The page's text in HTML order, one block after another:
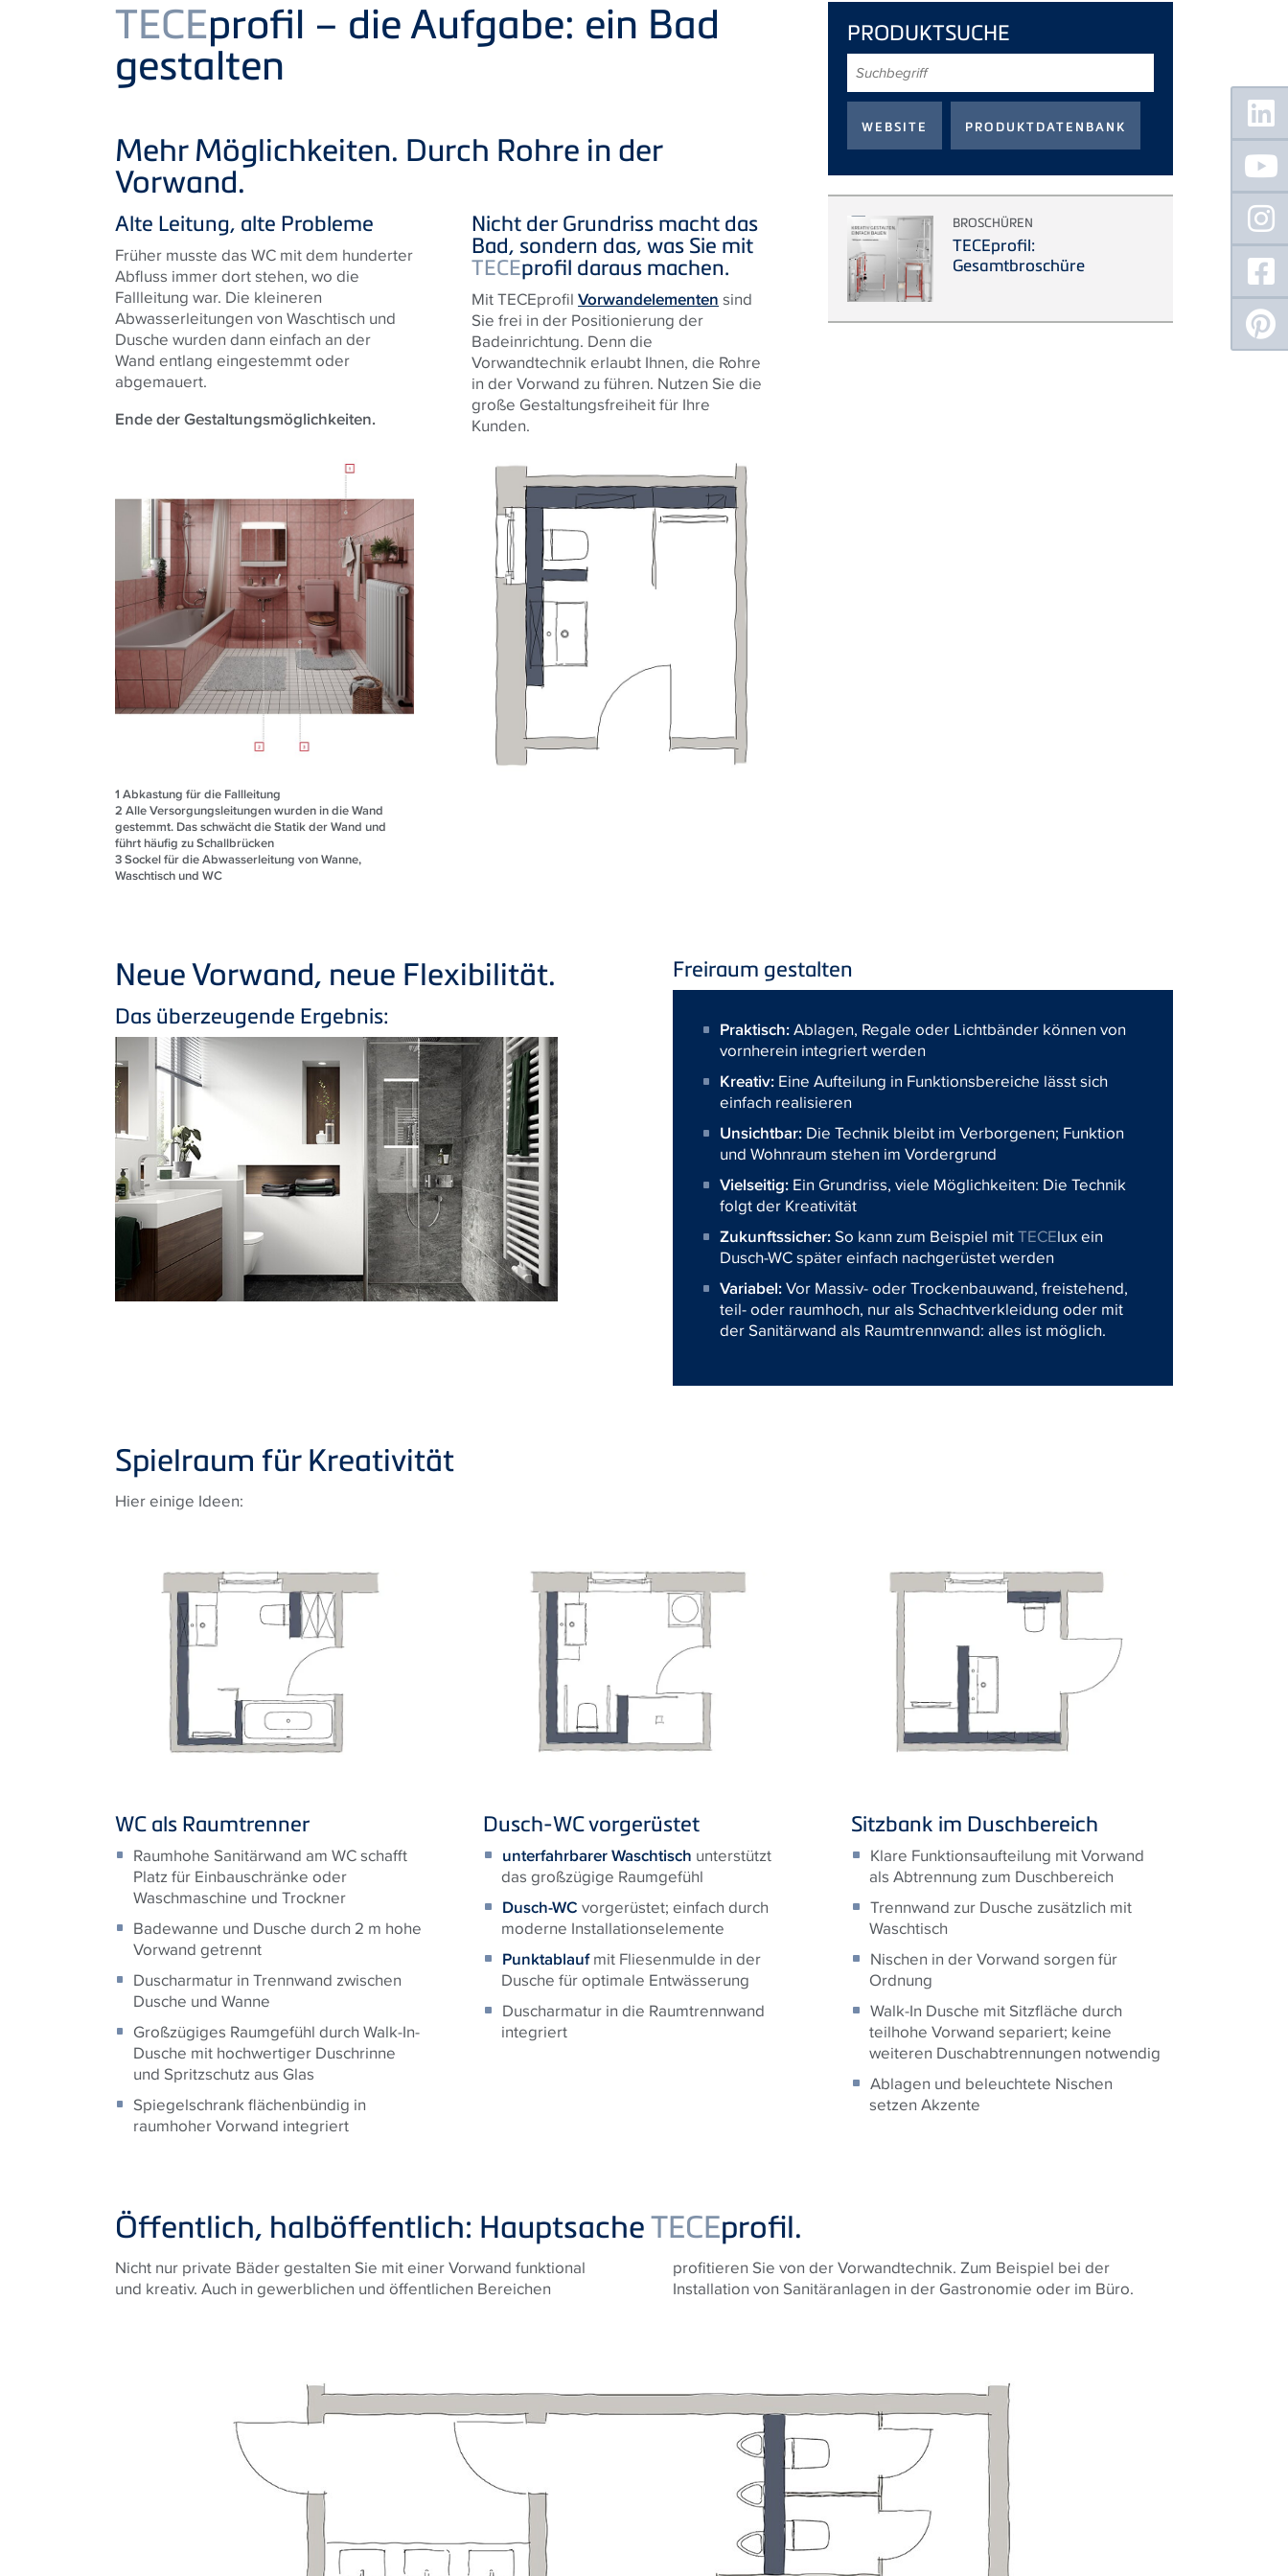
TECEprofil – die Aufgabe: ein Bad
gestalten
Mehr Möglichkeiten. Durch Rohre in der
Vorwand.
Alte Leitung, alte Probleme
Früher musste das WC mit dem hunderter
Abfluss immer dort stehen, wo die
Fallleitung war. Die kleineren
Abwasserleitungen von Waschtisch und
Dusche wurden dann einfach an der
Wand entlang eingestemmt oder
abgemauert.
Ende der Gestaltungsmöglichkeiten.
1 Abkastung für die Fallleitung
2 Alle Versorgungsleitungen wurden in die Wand
gestemmt. Das schwächt die Statik der Wand und
führt häufig zu Schallbrücken
3Sockel für die Abwasserleitung von Wanne,
Waschtisch und WC
Nicht der Grundriss macht das
Bad, sondern das, was Sie mit
TECEprofil daraus machen.
Mit TECEprofil Vorwandelementen sind
Sie frei in der Positionierung der
Badeinrichtung. Denn die
Vorwandtechnik erlaubt Ihnen, die Rohre
in der Vorwand zu führen. Nutzen Sie die
große Gestaltungsfreiheit für Ihre
Kunden.
PRODUKTSUCHE
BROSCHÜREN
TECEprofil:
Gesamtbroschüre
Neue Vorwand, neue Flexibilität.
Das überzeugende Ergebnis:
Freiraum gestalten
Praktisch:Ablagen, Regale oder Lichtbänder können von
vornherein integriert werden
Kreativ: Eine Aufteilung in Funktionsbereiche lässt sich
einfach realisieren
Unsichtbar: Die Technik bleibt im Verborgenen; Funktion
und Wohnraum stehen im Vordergrund
Vielseitig: Ein Grundriss, viele Möglichkeiten: Die Technik
folgt der Kreativität
Zukunftssicher:So kann zum Beispiel mitTECElux ein
Dusch-WC später einfach nachgerüstet werden
Variabel:Vor Massiv- oder Trockenbauwand, freistehend,
teil- oder raumhoch, nur als Schachtverkleidung oder mit
der Sanitärwand als Raumtrennwand: alles ist möglich.
Spielraum für Kreativität
Hier einige Ideen:
WC als Raumtrenner
Raumhohe Sanitärwand am WC schafft
Platz für Einbauschränke oder
Waschmaschine und Trockner
Badewanne und Dusche durch 2 m hohe
Vorwand getrennt
Duscharmatur in Trennwand zwischen
Dusche und Wanne
Großzügiges Raumgefühl durch Walk-In-
Dusche mit hochwertiger Duschrinne
und Spritzschutz aus Glas
Spiegelschrank flächenbündig in
raumhoher Vorwand integriert
Dusch-WC vorgerüstet
unterfahrbarer Waschtisch unterstützt
das großzügige Raumgefühl
Dusch-WC vorgerüstet; einfach durch
moderne Installationselemente
Punktablaufmit Fliesenmulde in der
Dusche für optimale Entwässerung
Duscharmatur in die Raumtrennwand
integriert
Sitzbank im Duschbereich
Klare Funktionsaufteilung mit Vorwand
als Abtrennung zum Duschbereich
Trennwand zur Dusche zusätzlich mit
Waschtisch
Nischen in der Vorwand sorgen für
Ordnung
Walk-In Dusche mit Sitzfläche durch
teilhohe Vorwand separiert; keine
weiteren Duschabtrennungen notwendig
Ablagen und beleuchtete Nischen
setzen Akzente
Öffentlich, halböffentlich: HauptsacheTECEprofil.
Nicht nur private Bäder gestalten Sie mit einer Vorwand funktional
und kreativ. Auch in gewerblichen und öffentlichen Bereichen
profitieren Sie von der Vorwandtechnik. Zum Beispiel bei der
Installation von Sanitäranlagen in der Gastronomie oder im Büro.
Floating